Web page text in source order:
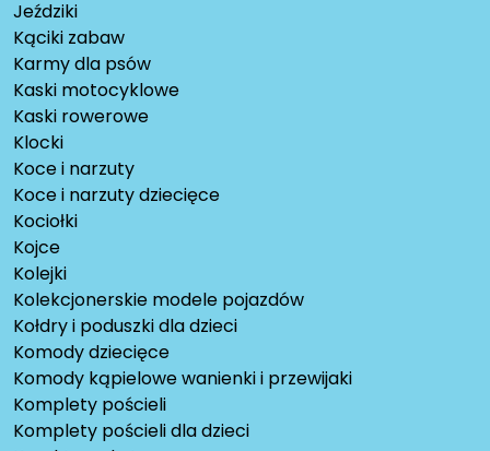
Jeździki
Kąciki zabaw
Karmy dla psów
Kaski motocyklowe
Kaski rowerowe
Klocki
Koce i narzuty
Koce i narzuty dziecięce
Kociołki
Kojce
Kolejki
Kolekcjonerskie modele pojazdów
Kołdry i poduszki dla dzieci
Komody dziecięce
Komody kąpielowe wanienki i przewijaki
Komplety pościeli
Komplety pościeli dla dzieci